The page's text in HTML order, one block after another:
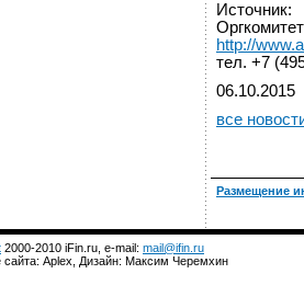
Источник:
http://
тел. +7
06.10.2015
все
Размещение
2000-2010 iFin.ru, e-mail: mail@ifin.ru
сайта: Aplex, Дизайн: Максим Черемхин